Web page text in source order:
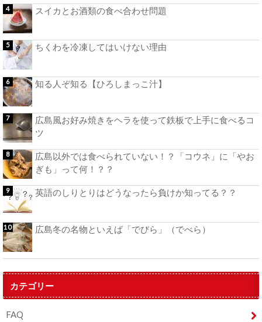
スイカとお酒類の食べ合わせ問題
ちくわを冷凍してはいけない理由
知る人ぞ知る【ひろしまっこ汁】
広島風お好み焼きをヘラを使って鉄板で上手に食べるコ
ツ
広島以外では食べられていない！？「コウネ」に「やお
ぎも」って何！？？
英語のしりとりはどうなったら負けか知ってる？？
広島冬の名物といえば「でびら」（でべら）
カテゴリー
FAQ